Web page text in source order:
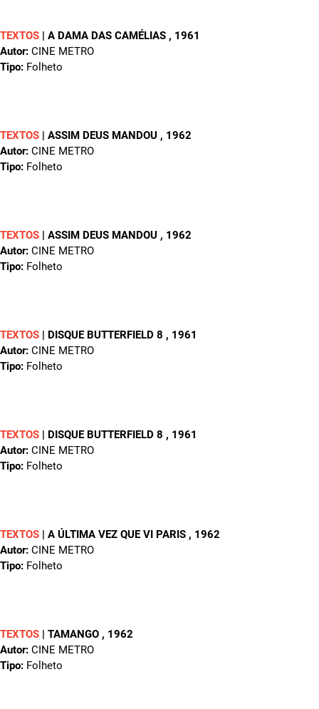
TEXTOS | A DAMA DAS CAMÉLIAS , 1961
Autor: CINE METRO
Tipo: Folheto
TEXTOS | ASSIM DEUS MANDOU , 1962
Autor: CINE METRO
Tipo: Folheto
TEXTOS | ASSIM DEUS MANDOU , 1962
Autor: CINE METRO
Tipo: Folheto
TEXTOS | DISQUE BUTTERFIELD 8 , 1961
Autor: CINE METRO
Tipo: Folheto
TEXTOS | DISQUE BUTTERFIELD 8 , 1961
Autor: CINE METRO
Tipo: Folheto
TEXTOS | A ÚLTIMA VEZ QUE VI PARIS , 1962
Autor: CINE METRO
Tipo: Folheto
TEXTOS | TAMANGO , 1962
Autor: CINE METRO
Tipo: Folheto